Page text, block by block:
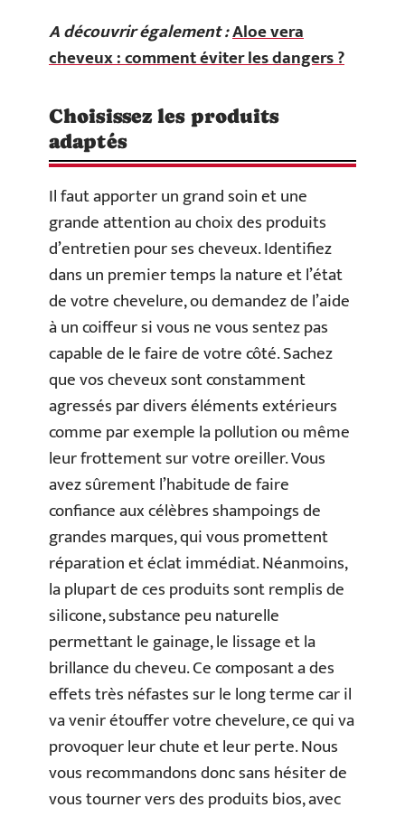
A découvrir également :Aloe vera
cheveux : comment éviter les dangers ?
Choisissez les produits
adaptés
Il faut apporter un grand soin et une
grande attention au choix des produits
d’entretien pour ses cheveux. Identifiez
dans un premier temps la nature et l’état
de votre chevelure, ou demandez de l’aide
à un coiffeur si vous ne vous sentez pas
capable de le faire de votre côté. Sachez
que vos cheveux sont constamment
agressés par divers éléments extérieurs
comme par exemple la pollution ou même
leur frottement sur votre oreiller. Vous
avez sûrement l’habitude de faire
confiance aux célèbres shampoings de
grandes marques, qui vous promettent
réparation et éclat immédiat. Néanmoins,
la plupart de ces produits sont remplis de
silicone, substance peu naturelle
permettant le gainage, le lissage et la
brillance du cheveu. Ce composant a des
effets très néfastes sur le long terme car il
va venir étouffer votre chevelure, ce qui va
provoquer leur chute et leur perte. Nous
vous recommandons donc sans hésiter de
vous tourner vers des produits bios, avec